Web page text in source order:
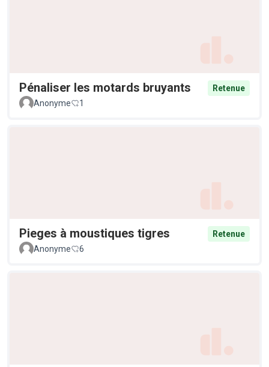
Pénaliser les motards bruyants
Retenue
Anonyme
1
Pieges à moustiques tigres
Retenue
Anonyme
6